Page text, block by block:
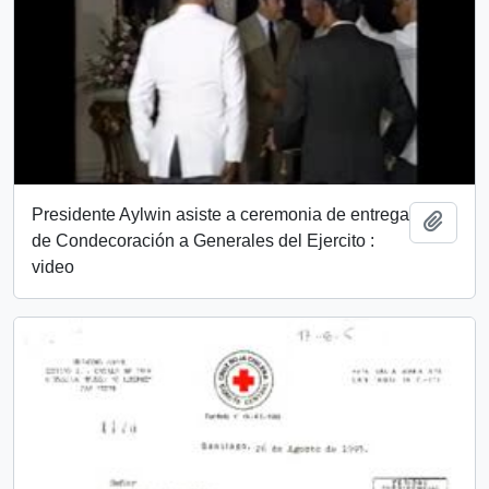
Presidente Aylwin asiste a ceremonia de entrega
de Condecoración a Generales del Ejercito :
video